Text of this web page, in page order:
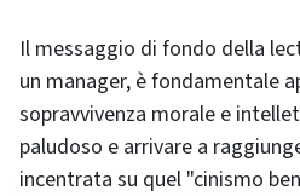
Il messaggio di fondo della
un manager, è fondamentale
sopravvivenza morale e
paludoso e arrivare a
incentrata su quel "cinismo